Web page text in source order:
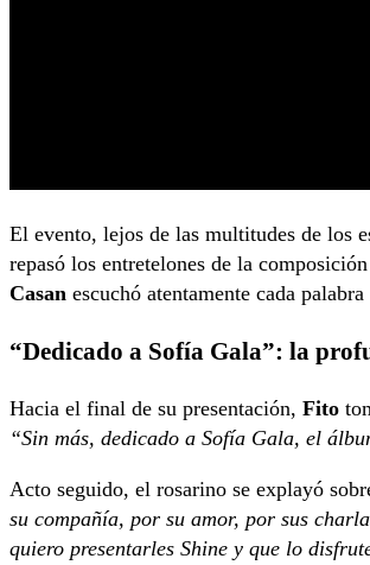
El evento, lejos de las multitudes de los
repasó los entretelones de la
Casan escuchó atentamente cada
“Dedicado a Sofía Gala”: la
Hacia el final de su presentación, Fito
“Sin más, dedicado a Sofía Gala, el
Acto seguido, el rosarino se explayó
su compañía, por su amor, por sus
quiero presentarles Shine y que lo